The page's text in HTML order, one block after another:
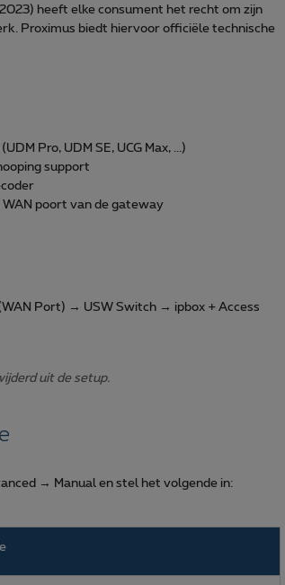
heeft elke consument het recht om zijn
Proximus biedt hiervoor officiële technische
Pro, UDM SE, UCG Max, ...)
support
poort van de gateway
Port) → USW Switch → ipbox + Access
uit de setup.
→ Manual en stel het volgende in: